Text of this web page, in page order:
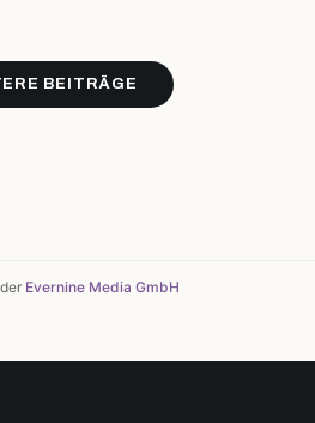
BEITRÄGE
Evernine Media GmbH